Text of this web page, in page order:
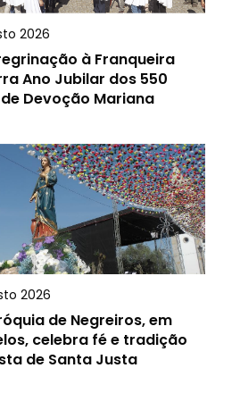
2026
à Franqueira
Ano Jubilar dos 550
Devoção Mariana
2026
de Negreiros, em
celebra fé e tradição
de Santa Justa